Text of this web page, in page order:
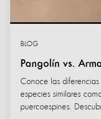
Pangolín vs.
BLOG
Conoce las
especies similares
puercoespines.